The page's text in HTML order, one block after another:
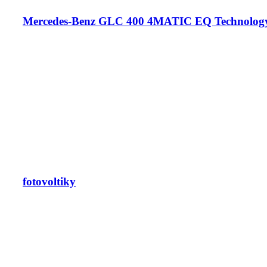
Mercedes-Benz GLC 400 4MATIC EQ
fotovoltiky